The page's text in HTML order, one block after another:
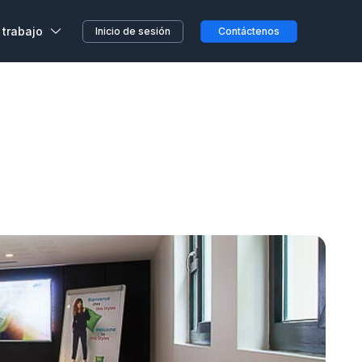
ALL
programas de
Inicio de sesión Contáctenos